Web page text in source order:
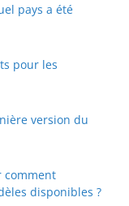
pays a été
pour les
version du
comment
disponibles ?